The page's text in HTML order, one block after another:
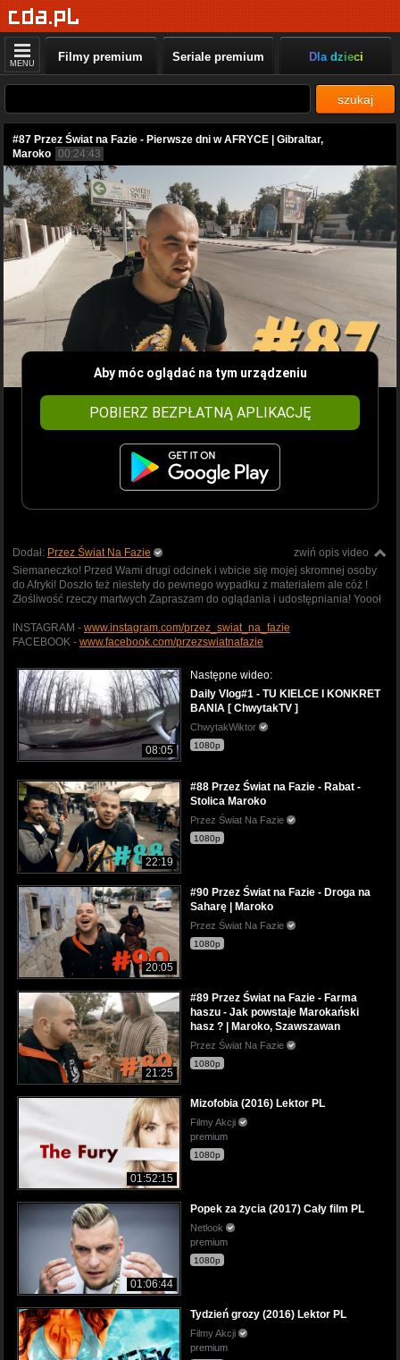
MENU Filmy premium Seriale premium Dla dzieci
szukaj
#87 Przez Świat na Fazie - Pierwsze dni w AFRYCE | Gibraltar,
Maroko 00:24:43
Aby móc oglądać na tym urządzeniu
POBIERZ BEZPŁATNĄ APLIKACJĘ
zwiń opis video
Dodał: Przez Świat Na Fazie
Siemaneczko! Przed Wami drugi odcinek i wbicie się mojej skromnej osoby
do Afryki! Doszło też niestety do pewnego wypadku z materiałem ale cóż !
Złośliwość rzeczy martwych Zapraszam do oglądania i udostępniania! Yoooł
INSTAGRAM - www.instagram.com/przez_swiat_na_fazie
FACEBOOK - www.facebook.com/przezswiatnafazie
08:05
Następne wideo:
Daily Vlog#1 - TU KIELCE I KONKRET
BANIA [ ChwytakTV ]
ChwytakWiktor
1080p
22:19
#88 Przez Świat na Fazie - Rabat -
Stolica Maroko
Przez Świat Na Fazie
1080p
20:05
#90 Przez Świat na Fazie - Droga na
Saharę | Maroko
Przez Świat Na Fazie
1080p
21:25
#89 Przez Świat na Fazie - Farma
haszu - Jak powstaje Marokański
hasz ? | Maroko, Szawszawan
Przez Świat Na Fazie
1080p
01:52:15
Mizofobia (2016) Lektor PL
Filmy Akcji
premium
1080p
01:06:44
Popek za życia (2017) Cały film PL
Netlook
premium
1080p
Tydzień grozy (2016) Lektor PL
Filmy Akcji
premium